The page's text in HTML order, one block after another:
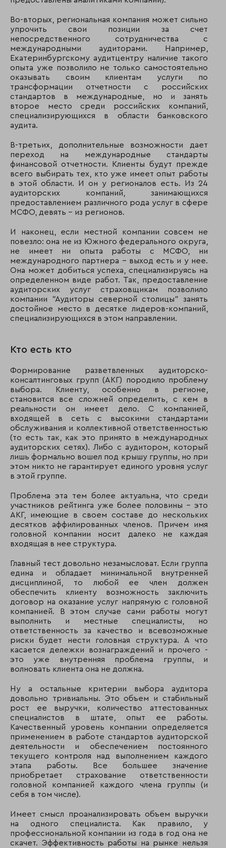
Во-вторых, региональная компания может сильно
упрочить свои позиции за счет
непосредственного сотрудничества с
международными аудиторами. Например,
Екатеринбургскому аудитцентру наличие такого
опыта уже позволило не только самостоятельно
оказывать своим клиентам услуги по
трансформации отчетности с российских
стандартов в международные, но и занять
второе место среди российских компаний,
специализирующихся в области банковского
аудита.
В-третьих, дополнительные возможности дает
переход на международные стандарты
финансовой отчетности. Клиенты будут прежде
всего выбирать тех, кто уже имеет опыт работы
в этой области. И он у регионалов есть. Из 24
аудиторских компаний, занимающихся
предоставлением различного рода услуг в сфере
МСФО, девять - из регионов.
И наконец, если местной компании совсем не
повезло: она не из Южного федерального округа,
не имеет ни опыта работы с МСФО, ни
международного партнера - выход есть и у нее.
Она может добиться успеха, специализируясь на
определенном виде работ. Так, предоставление
аудиторских услуг страховщикам позволило
компании "Аудиторы северной столицы" занять
достойное место в десятке лидеров-компаний,
специализирующихся в этом направлении.
Кто есть кто
Формирование разветвленных аудиторско-
консалтинговых групп (АКГ) породило проблему
выбора. Клиенту, особенно в регионе,
становится все сложней определить, с кем в
реальности он имеет дело. С компанией,
входящей в сеть с высокими стандартами
обслуживания и коллективной ответственностью
(то есть так, как это принято в международных
аудиторских сетях). Либо с аудитором, который
лишь формально вошел под крышу группы, но при
этом никто не гарантирует единого уровня услуг
в этой группе.
Проблема эта тем более актуальна, что среди
участников рейтинга уже более половины - это
АКГ, имеющие в своем составе до нескольких
десятков аффилированных членов. Причем имя
головной компании носит далеко не каждая
входящая в нее структура.
Главный тест довольно незамысловат. Если группа
едина и обладает минимальной внутренней
дисциплиной, то любой ее член должен
обеспечить клиенту возможность заключить
договор на оказание услуг напрямую с головной
компанией. В этом случае сами работы могут
выполнить и местные специалисты, но
ответственность за качество и всевозможные
риски будет нести головная структура. А что
касается дележки вознаграждений и прочего -
это уже внутренняя проблема группы, и
волновать клиента она не должна.
Ну а остальные критерии выбора аудитора
довольно тривиальны. Это объем и стабильный
рост ее выручки, количество аттестованных
специалистов в штате, опыт ее работы.
Качественный уровень компании определяется
применением в работе стандартов аудиторской
деятельности и обеспечением постоянного
текущего контроля над выполнением каждого
этапа работы. Все большее значение
приобретает страхование ответственности
головной компанией каждого члена группы (и
себя в том числе).
Имеет смысл проанализировать объем выручки
на одного специалиста. Как правило, у
профессиональной компании из года в год она не
скачет. Эффективность работы на рынке нельзя